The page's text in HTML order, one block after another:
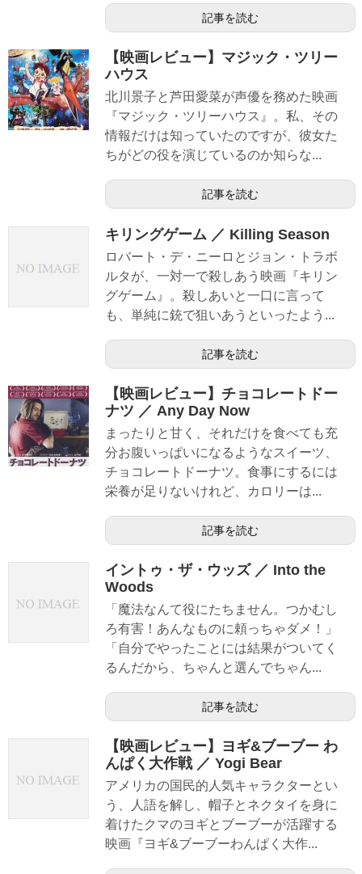
記事を読む
【映画レビュー】マジック・ツリー
ハウス
北川景子と芦田愛菜が声優を務めた映画
『マジック・ツリーハウス』。私、その
情報だけは知っていたのですが、彼女た
ちがどの役を演じているのか知らな...
記事を読む
キリングゲーム ／ Killing Season
ロバート・デ・ニーロとジョン・トラボ
ルタが、一対一で殺しあう映画『キリン
グゲーム』。殺しあいと一口に言って
も、単純に銃で狙いあうといったよう...
記事を読む
【映画レビュー】チョコレートドー
ナツ ／ Any Day Now
まったりと甘く、それだけを食べても充
分お腹いっぱいになるようなスイーツ、
チョコレートドーナツ。食事にするには
栄養が足りないけれど、カロリーは...
記事を読む
イントゥ・ザ・ウッズ ／ Into the
Woods
「魔法なんて役にたちません。つかむし
ろ有害！あんなものに頼っちゃダメ！」
「自分でやったことには結果がついてく
るんだから、ちゃんと選んでちゃん...
記事を読む
【映画レビュー】ヨギ&ブーブー わ
んぱく大作戦 ／ Yogi Bear
アメリカの国民的人気キャラクターとい
う、人語を解し、帽子とネクタイを身に
着けたクマのヨギとブーブーが活躍する
映画『ヨギ&ブーブーわんぱく大作...